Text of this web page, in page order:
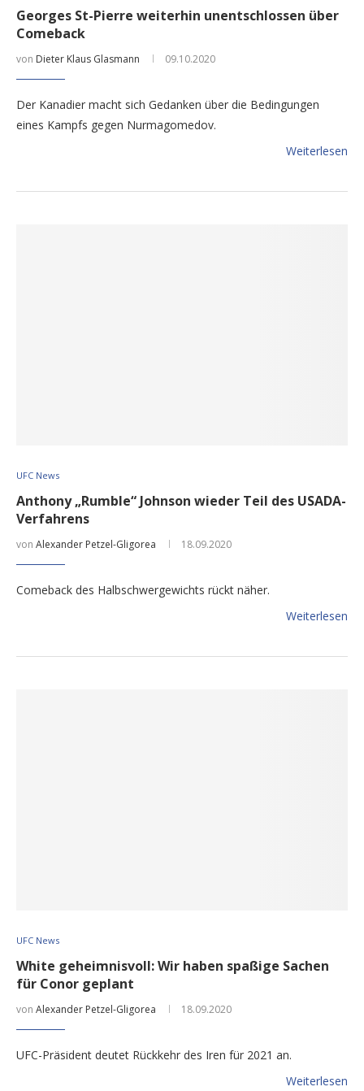
Georges St-Pierre weiterhin unentschlossen über
Comeback
von Dieter Klaus Glasmann 09.10.2020
Der Kanadier macht sich Gedanken über die Bedingungen
eines Kampfs gegen Nurmagomedov.
Weiterlesen
UFC News
Anthony „Rumble“ Johnson wieder Teil des USADA-
Verfahrens
von Alexander Petzel-Gligorea 18.09.2020
Comeback des Halbschwergewichts rückt näher.
Weiterlesen
UFC News
White geheimnisvoll: Wir haben spaßige Sachen
für Conor geplant
von Alexander Petzel-Gligorea 18.09.2020
UFC-Präsident deutet Rückkehr des Iren für 2021 an.
Weiterlesen